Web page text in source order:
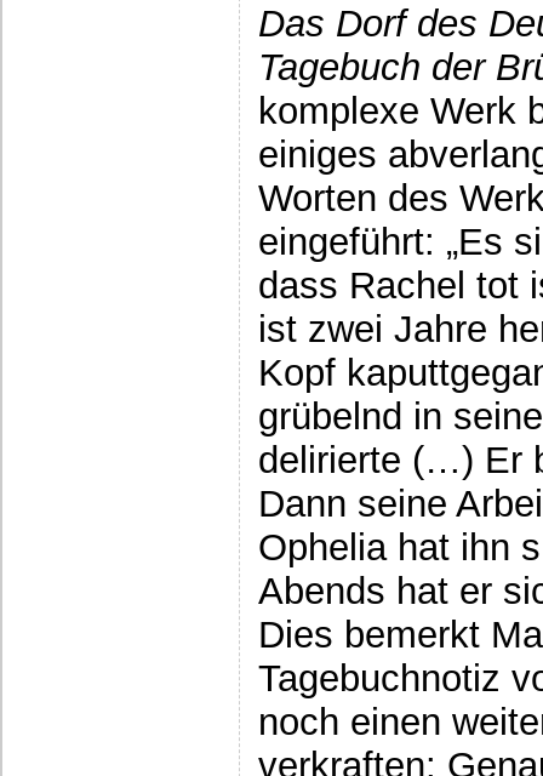
Das Dorf des
Tagebuch der
komplexe Werk
einiges
Worten des
eingeführt: „Es
dass Rachel tot
ist zwei Jahre
Kopf
grübelnd in
delirierte (…) Er
Dann seine
Ophelia hat ihn
Abends hat er
Dies bemerkt
Tagebuchnotiz
noch einen
verkraften: